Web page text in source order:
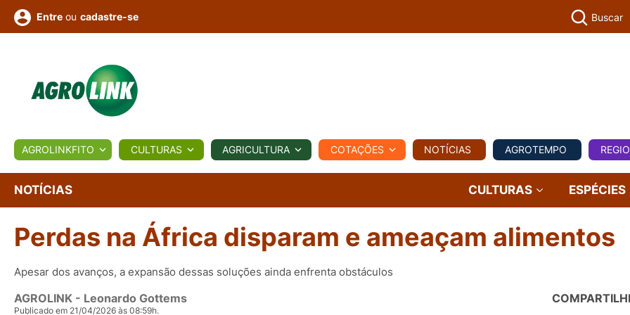
BIOLÓGICOS COTAÇÕES NOTÍCIAS AGROTEMPO REGIONAL COMERCIAL AGROVIAGENS
Conversor Colunistas Eventos
Fotos
Vídeos
Entre ou cadastre-se Buscar
AGROLINKFITO CULTURAS AGRICULTURA COTAÇÕES NOTÍCIAS AGROTEMPO
NOTÍCIAS CULTURAS ESPÉCIES
Perdas na África disparam e ameaçam alimentos
Apesar dos avanços, a expansão dessas soluções ainda enfrenta obstáculos
AGROLINK - Leonardo Gottems
Publicado em 21/04/2026 às 08:59h.